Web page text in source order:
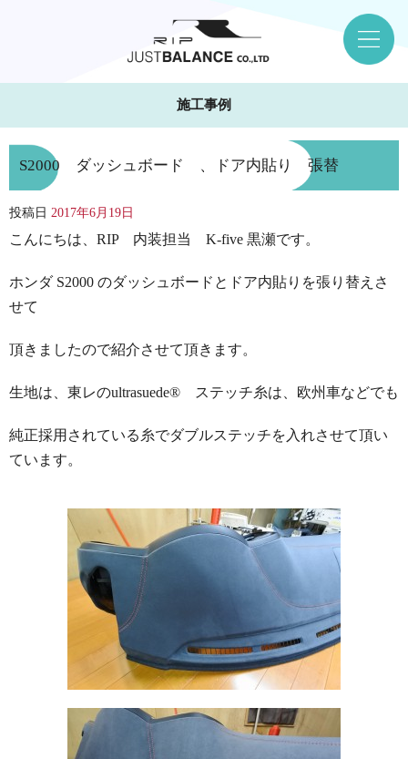
施工事例
S2000 ダッシュボード 、ドア内貼り 張替
投稿日 2017年6月19日
こんにちは、RIP 内装担当 K-five 黒瀬です。
ホンダ S2000 のダッシュボードとドア内貼りを張り替えさ
せて
頂きましたので紹介させて頂きます。
生地は、東レのultrasuede® ステッチ糸は、欧州車などでも
純正採用されている糸でダブルステッチを入れさせて頂い
ています。